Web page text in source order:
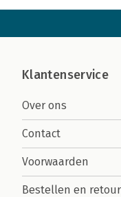
Klantenservice
Over ons
Contact
Voorwaarden
Bestellen en